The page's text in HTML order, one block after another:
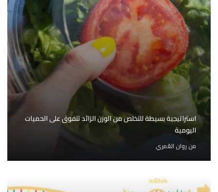
استراتيجية بسيطة للتخلص من الوزن الزائد تتفوق على الحميات
اليومية
من روان العُمري